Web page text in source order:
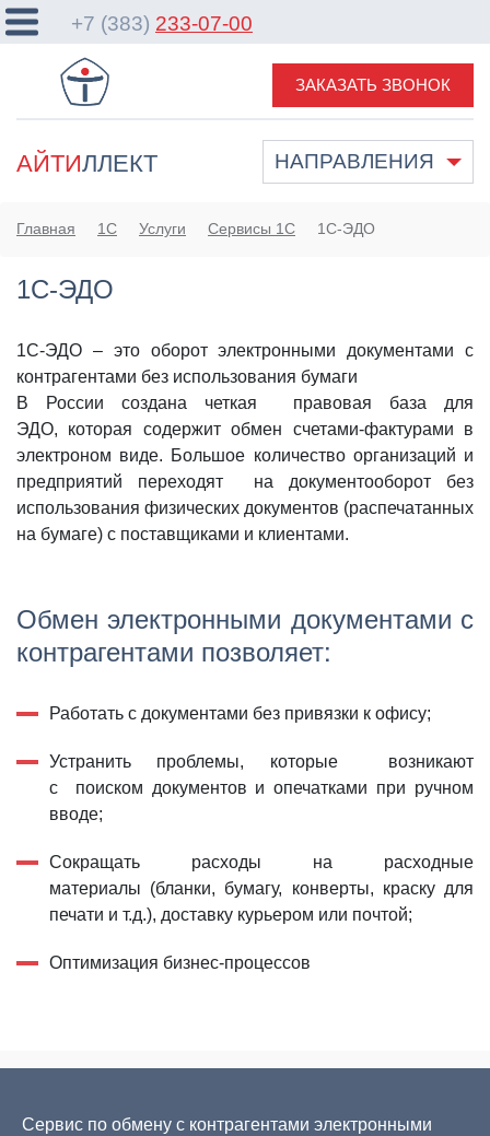
НАПРАВЛЕНИЯ
АЙТИЛЛЕКТ
+7 (383) 233-07-00
ЗАКАЗАТЬ ЗВОНОК
Главная 1С Услуги Сервисы 1С 1С-ЭДО
1С-ЭДО
1С-ЭДО – это оборот электронными документами с
контрагентами без использования бумаги
В России создана четкая правовая база для
ЭДО, которая содержит обмен счетами-фактурами в
электроном виде. Большое количество организаций и
предприятий переходят на документооборот без
использования физических документов (распечатанных
на бумаге) с поставщиками и клиентами.
Обмен электронными документами с
контрагентами позволяет:
Работать с документами без привязки к офису;
Устранить проблемы, которые возникают
с поиском документов и опечатками при ручном
вводе;
Сокращать расходы на расходные
материалы (бланки, бумагу, конверты, краску для
печати и т.д.), доставку курьером или почтой;
Оптимизация бизнес-процессов
Сервис по обмену с контрагентами электронными